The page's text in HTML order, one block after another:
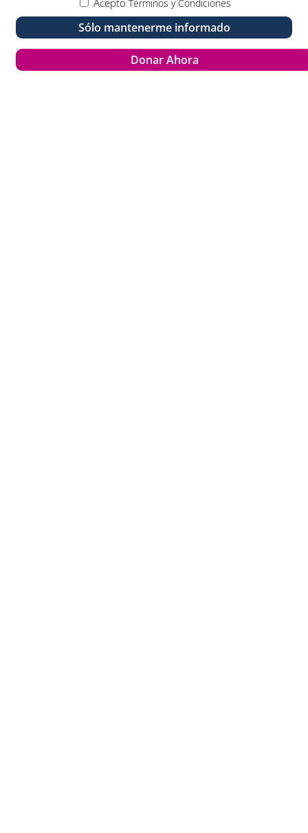
Acepto Términos y Condiciones
Sólo mantenerme informado
Donar Ahora